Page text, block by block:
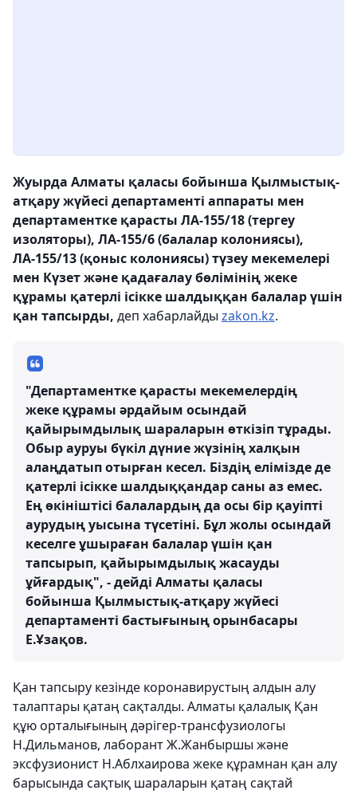
Жуырда Алматы қаласы бойынша Қылмыстық-
атқару жүйесі департаменті аппараты мен
департаментке қарасты ЛА-155/18 (тергеу
изоляторы), ЛА-155/6 (балалар колониясы),
ЛА-155/13 (қоныс колониясы) түзеу мекемелері
мен Күзет және қадағалау бөлімінің жеке
құрамы қатерлі ісікке шалдыққан балалар үшін
қан тапсырды, деп хабарлайды zakon.kz.
"Департаментке қарасты мекемелердің
жеке құрамы әрдайым осындай
қайырымдылық шараларын өткізіп тұрады.
Обыр ауруы бүкіл дүние жүзінің халқын
алаңдатып отырған кесел. Біздің елімізде де
қатерлі ісікке шалдыққандар саны аз емес.
Ең өкініштісі балалардың да осы бір қауіпті
аурудың уысына түсетіні. Бұл жолы осындай
кеселге ұшыраған балалар үшін қан
тапсырып, қайырымдылық жасауды
ұйғардық", - дейді Алматы қаласы
бойынша Қылмыстық-атқару жүйесі
департаменті бастығының орынбасары
Е.Ұзақов.
Қан тапсыру кезінде коронавирустың алдын алу
талаптары қатаң сақталды. Алматы қалалық Қан
құю орталығының дәрігер-трансфузиологы
Н.Дильманов, лаборант Ж.Жанбыршы және
эксфузионист Н.Аблхаирова жеке құрамнан қан алу
барысында сақтық шараларын қатаң сақтай